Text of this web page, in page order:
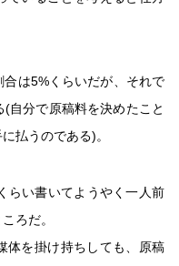
は5%くらいだが、それで
自分で原稿料を決めたこと
払うのである)。
らい書いてようやく一人前
ろだ。
体を掛け持ちしても、原稿